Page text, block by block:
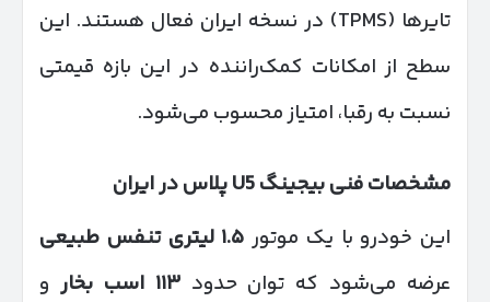
تایرها (TPMS) در نسخه ایران فعال هستند. این
سطح از امکانات کمک‌راننده در این بازه قیمتی
نسبت به رقبا، امتیاز محسوب می‌شود.
مشخصات فنی بیجینگ
پلاس در ایران
این خودرو با یک موتور ۱.۵ لیتری تنفس طبیعی
عرضه می‌شود که توان حدود۱۱۳ اسب بخار و